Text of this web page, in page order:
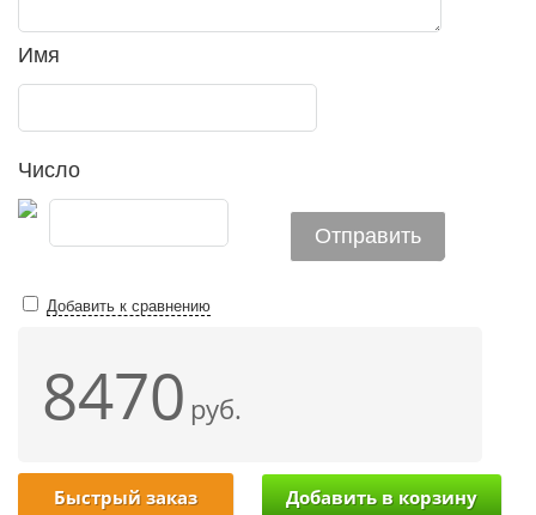
Имя
Число
Добавить к сравнению
8470 руб.
Быстрый заказ